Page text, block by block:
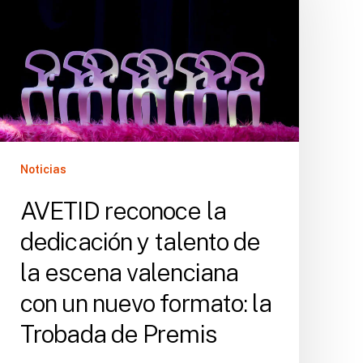
talento
nuevo
formato:
Trobada
Premis
Noticias
AVETID reconoce la
dedicación y talento de
la escena valenciana
con un nuevo formato: la
Trobada de Premis